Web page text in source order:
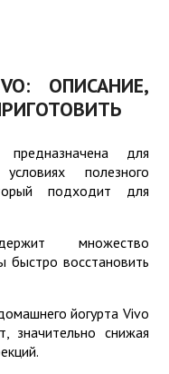
ОПИСАНИЕ,
для
полезного
подходит для
множество
быстро восстановить
йогурта Vivo
значительно снижая